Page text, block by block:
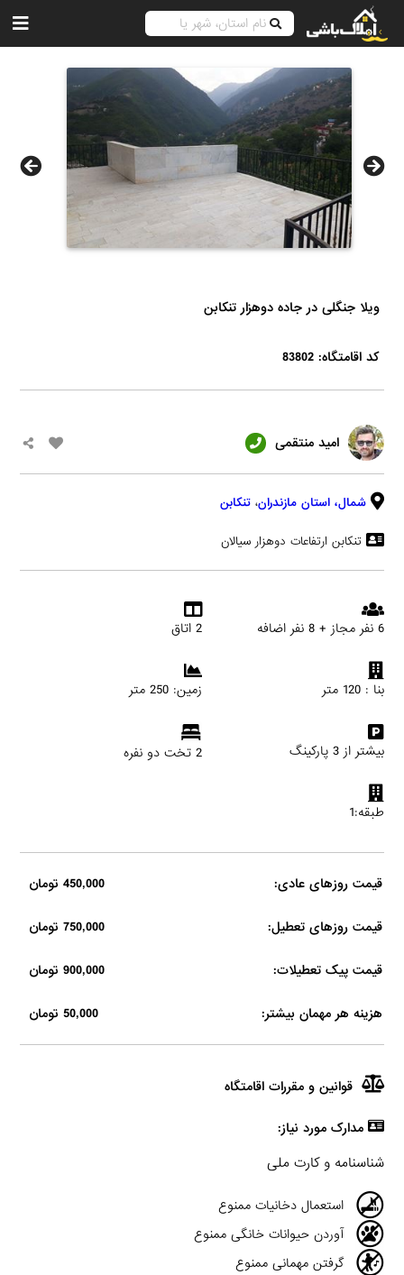
ویلا جنگلی در جاده دوهزار تنکابن
کد اقامتگاه: 83802
امید منتقمی
شمال، استان مازندران، تنکابن
تنکابن ارتفاعات دوهزار سیالان
6 نفر مجاز + 8 نفر اضافه 2 اتاق
بنا : 120 متر زمین: 250 متر
بیشتر از 3 پارکینگ 2 تخت دو نفره
طبقه:1
قیمت روزهای عادی: 450,000 تومان
قیمت روزهای تعطیل: 750,000 تومان
قیمت پیک تعطیلات: 900,000 تومان
هزینه هر مهمان بیشتر: 50,000 تومان
قوانین و مقررات اقامتگاه
مدارک مورد نیاز:
شناسنامه و کارت ملی
استعمال دخانیات ممنوع
آوردن حیوانات خانگی ممنوع
گرفتن مهمانی ممنوع